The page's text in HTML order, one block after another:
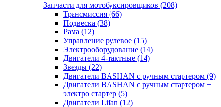
Запчасти для мотобуксировщиков (208)
Трансмиссия (66)
Подвеска (38)
Рама (12)
Управление рулевое (15)
Электрооборудование (14)
Двигатели 4-тактные (14)
Звезды (22)
Двигатели BASHAN с ручным стартером (9)
Двигатели BASHAN с ручным стартером +
электро стартер (5)
Двигатели Lifan (12)